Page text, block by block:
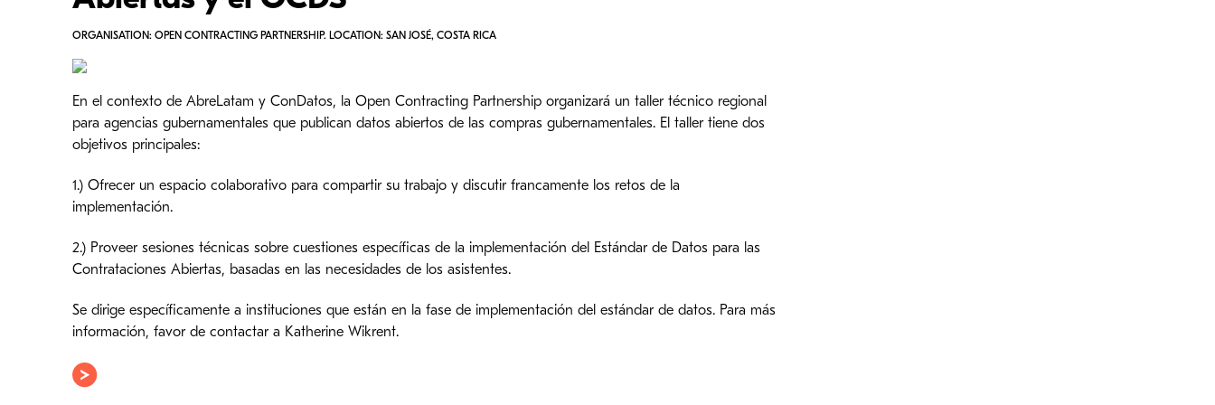
ORGANISATION: OPEN CONTRACTING PARTNERSHIP. LOCATION: SAN JOSÉ, COSTA RICA
En el contexto de AbreLatam y ConDatos, la Open Contracting Partnership organizará un taller técnico regional
para agencias gubernamentales que publican datos abiertos de las compras gubernamentales. El taller tiene dos
objetivos principales:
1.) Ofrecer un espacio colaborativo para compartir su trabajo y discutir francamente los retos de la
implementación.
2.) Proveer sesiones técnicas sobre cuestiones específicas de la implementación del Estándar de Datos para las
Contrataciones Abiertas, basadas en las necesidades de los asistentes.
Se dirige específicamente a instituciones que están en la fase de implementación del estándar de datos. Para más
información, favor de contactar a Katherine Wikrent.